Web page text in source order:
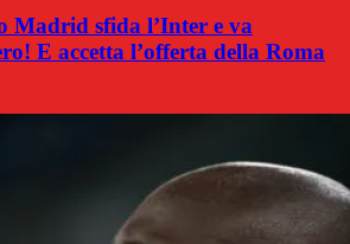
Madrid sfida l’Inter e va
E accetta l’offerta della Roma